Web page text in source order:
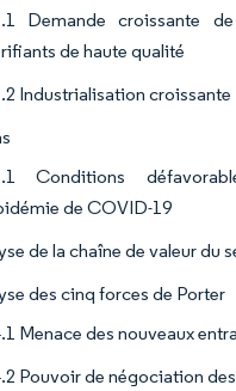
Demande croissante
de haute qualité
Industrialisation croissante
Conditions
de COVID-19
de la chaîne de valeur du
des cinq forces de Porter
Menace des nouveaux
Pouvoir de négociation